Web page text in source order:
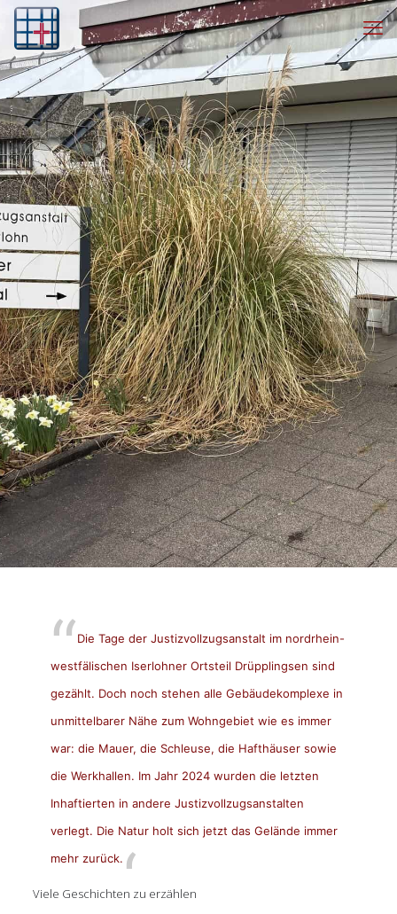
Die Tage der Justizvollzugsanstalt im nordrhein-
westfälischen Iserlohner Ortsteil Drüpplingsen sind
gezählt. Doch noch stehen alle Gebäudekomplexe in
unmittelbarer Nähe zum Wohngebiet wie es immer
war: die Mauer, die Schleuse, die Hafthäuser sowie
die Werkhallen. Im Jahr 2024 wurden die letzten
Inhaftierten in andere Justizvollzugsanstalten
verlegt. Die Natur holt sich jetzt das Gelände immer
mehr zurück.
Viele Geschichten zu erzählen